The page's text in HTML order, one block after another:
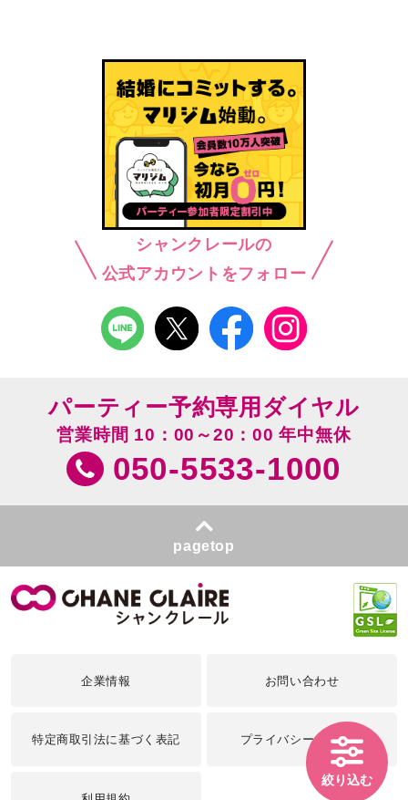
シャンクレールの
公式アカウントをフォロー
絞り込む
パーティー予約専用ダイヤル
営業時間 10：00～20：00 年中無休
050-5533-1000
pagetop
企業情報 お問い合わせ
特定商取引法に基づく表記 プライバシーポリシー